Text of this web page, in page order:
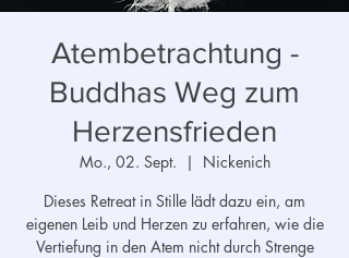
Atembetrachtung -
Buddhas Weg zum
Herzensfrieden
Mo., 02. Sept.
  |
Nickenich
Dieses Retreat in Stille lädt dazu ein, am
eigenen Leib und Herzen zu erfahren, wie die
Vertiefung in den Atem nicht durch Strenge